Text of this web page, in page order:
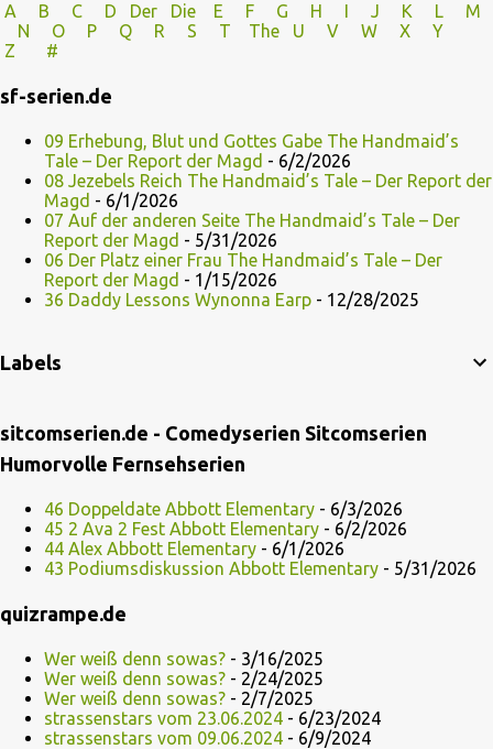
A B C D Der Die E F G H I J K L
M
N
O P Q R S T The U V
W X Y
Z
#
sf-serien.de
09 Erhebung, Blut und Gottes Gabe The Handmaid’s
Tale – Der Report der Magd - 6/2/2026
08 Jezebels Reich The Handmaid’s Tale – Der Report der
Magd - 6/1/2026
07 Auf der anderen Seite The Handmaid’s Tale – Der
Report der Magd - 5/31/2026
06 Der Platz einer Frau The Handmaid’s Tale – Der
Report der Magd - 1/15/2026
36 Daddy Lessons Wynonna Earp - 12/28/2025
Labels
sitcomserien.de - Comedyserien Sitcomserien
Humorvolle Fernsehserien
46 Doppeldate Abbott Elementary - 6/3/2026
45 2 Ava 2 Fest Abbott Elementary - 6/2/2026
44 Alex Abbott Elementary - 6/1/2026
43 Podiumsdiskussion Abbott Elementary - 5/31/2026
quizrampe.de
Wer weiß denn sowas? - 3/16/2025
Wer weiß denn sowas? - 2/24/2025
Wer weiß denn sowas? - 2/7/2025
strassenstars vom 23.06.2024 - 6/23/2024
strassenstars vom 09.06.2024 - 6/9/2024